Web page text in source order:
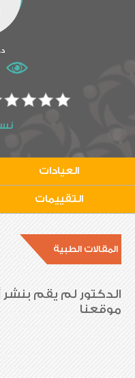
العيادات
التقييمات
المقالات الطبية
الدكتور لم يقم
موقعنا